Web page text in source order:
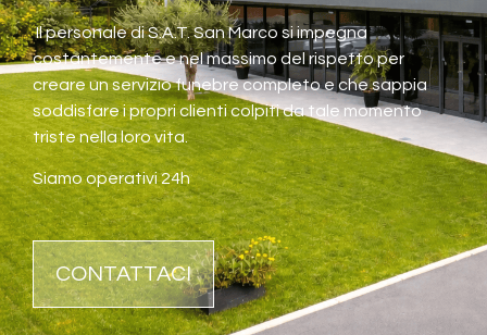
Il personale di S.A.T. San Marco si impegna
costantemente e nel massimo del rispetto per
creare un servizio funebre completo e che sappia
soddisfare i propri clienti colpiti da tale momento
triste nella loro vita.
Siamo operativi 24h
CONTATTACI